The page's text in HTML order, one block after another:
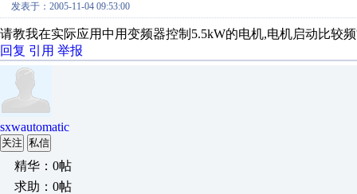
发表于：2005-11-04 09:53:00
请教我在实际应用中用变频器控制5.5kW的电机,电机启动比较
回复 引用 举报
sxwautomatic
关注 私信
精华：0帖
求助：0帖